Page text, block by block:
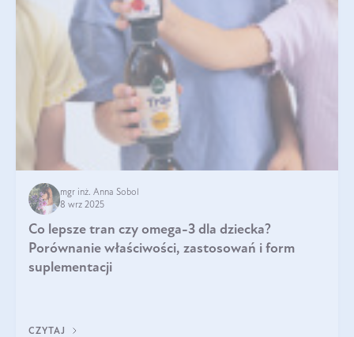
mgr inż. Anna Sobol
8 wrz 2025
Co lepsze tran czy omega-3 dla dziecka?
Porównanie właściwości, zastosowań i form
suplementacji
CZYTAJ